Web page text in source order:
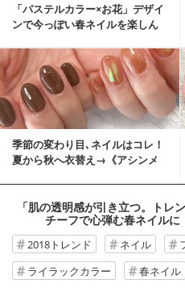
「パステルカラー×お花」デザイ
ンで今っぽい春ネイルを楽しん
季節の変わり目､ネイルはコレ！
夏から秋へ衣替え→《アシンメ
「肌の透明感が引き立つ。トレ
チーフで心弾む春ネイルに
2018トレンド ネイル
ライラックカラー
春ネイル